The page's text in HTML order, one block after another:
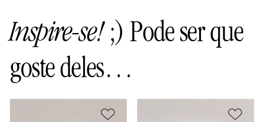
Inspire-se! ;) Pode ser que
goste deles…